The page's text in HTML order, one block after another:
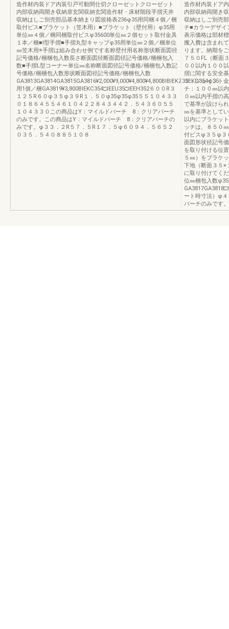
造作材内装ドア内装引戸可動間仕切クローゼットクローゼット
内部収納両開き収納扉玄関収納玄関造作材・床材階段手摺天井
収納はしご別売部品基本納まり図規格表236φ35用同梱４個／梱
取付ビス■ブラケット（笠木用）■ブラケット（壁付用）φ35用
単位㎜４個／梱同梱取付ビスφ35600単位㎜２個セット取付金具
１本／梱■I型手摺■手摺丸型キャップφ35用単位㎜２個／梱単位
㎜笠木用※手摺は組み合わせ例です名称壁付用名称形状断面図径
記号価格/梱梱包入数長さ断面図径断面図径記号価格/梱梱包入
数■手摺L型コーナー単位㎜名称断面図径記号価格/梱梱包入数記
号価格/梱梱包入数形状断面図径記号価格/梱梱包入数
GA3813GA3814GA3815GA3816¥2,000¥9,000¥4,800¥4,800BIBIEKZ35EKD354φ35
用1個／梱GA3819¥3,800BIEKC354□IEEU35□IEEH352６００R３
１２５R６０φ３５φ３９R１．５０φ35φ35φ35５５１０４３３
０１８６４５５４６１０４２２８４３４４２．５４３６０５５
１０４３３０この商品はY：マイルドバーチ 8：クリアバーチ
のみです。この商品はY：マイルドバーチ 8：クリアバーチの
みです。φ３３．２R５７．５R１７．５φ６０９４．５６５２
０３５．５４０８８５１０８
造作材内装ドア
内部収納両開き
収納はしご別売
チ■カラーデザイ
表示価格は部材
搬入費は含まれ
ります。納期を
７５０FL（断面
００以内１００
摺に関する安全
２．ジョイント
チ：１００㎜以
０㎜以内手摺の
で基準が設けら
㎜を基準として
以内にブラケッ
ッチは、８５０
付ビスφ３５φ３
面図形状径記号
を取り付ける位
５㎜）をブラケ
下地（断面３５×
に取り付けてく
位㎜梱包入数
ート時寸法）φ
バーチのみです。